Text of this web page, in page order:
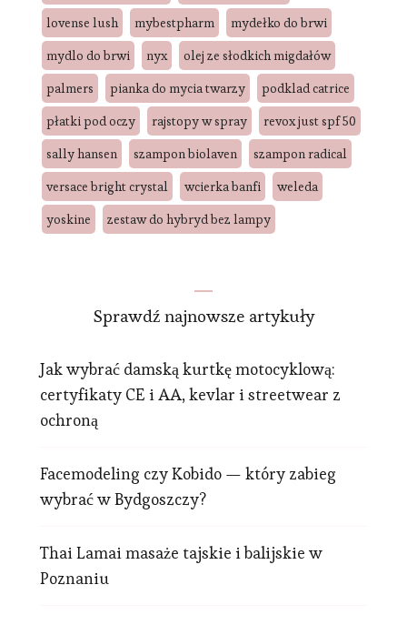
lovense lush
mybestpharm
mydełko do brwi
mydlo do brwi
nyx
olej ze słodkich migdałów
palmers
pianka do mycia twarzy
podklad catrice
płatki pod oczy
rajstopy w spray
revox just spf 50
sally hansen
szampon biolaven
szampon radical
versace bright crystal
wcierka banfi
weleda
yoskine
zestaw do hybryd bez lampy
Sprawdź najnowsze artykuły
Jak wybrać damską kurtkę motocyklową:
certyfikaty CE i AA, kevlar i streetwear z
ochroną
Facemodeling czy Kobido — który zabieg
wybrać w Bydgoszczy?
Thai Lamai masaże tajskie i balijskie w
Poznaniu